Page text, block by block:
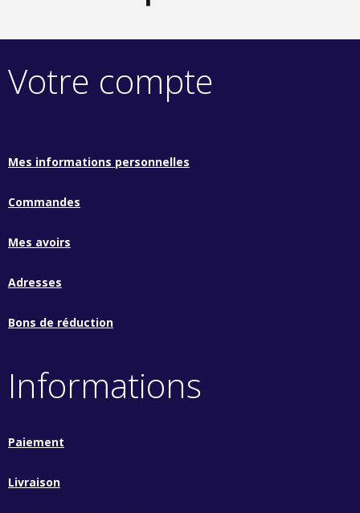
Votre compte
Mes informations personnelles
Commandes
Mes avoirs
Adresses
Bons de réduction
Informations
Paiement
Livraison